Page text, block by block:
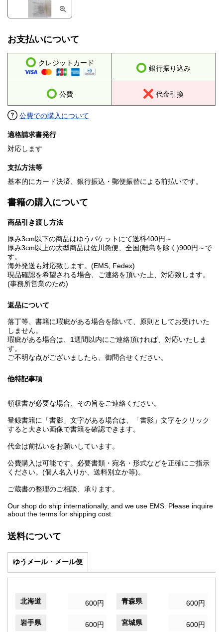
お支払いについて
クレジットカード
銀行振り込み
公費 代金引換
公費での購入について
適格請求書発行
対応します
支払方法等
基本的にカード決済、銀行振込・郵便振替による前払いです。
書籍の購入について
商品引き渡し方法
厚み3cm以下の商品はゆうパケットにて送料400円～
厚み3cm以上の大型商品は佐川急便、全国(離島を除く)900円～で
す。
海外発送も対応致します。(EMS, Fedex)
現品確認を希望される場合、ご連絡を頂いた上、対応致します。
(事務所営業のため)
返品について
落丁等、書籍に瑕疵がある場合を除いて、原則としてお受けいた
しません。
瑕疵がある場合は、1週間以内にご連絡頂ければ、対応いたしま
す。
ご不明な点がございましたら、御問合せください。
他特記事項
領収書が必要な場合、その旨をご連絡ください。
登録書籍に「書影」文字がある場合は、「書影」文字をクリック
すると大きい画像で書籍を確認できます。
代金は前払いをお願いしています。
公費購入は可能です。必要書類・宛名・形式などを正確にご指示
ください。(個人名入りか、送料別立か等)。
ご蔵書の整理のご相談、承ります。
Our shop do ship internationally, and we use EMS. Please inquire
about the terms for shipping cost.
送料について
ゆうメール・メール便
北海道 600円 青森県 600円
岩手県 600円 宮城県 600円